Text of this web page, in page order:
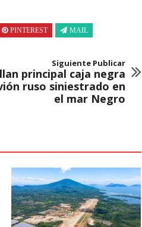
PINTEREST MAIL
Siguiente Publicar
principal caja negra
ruso siniestrado en
el mar Negro